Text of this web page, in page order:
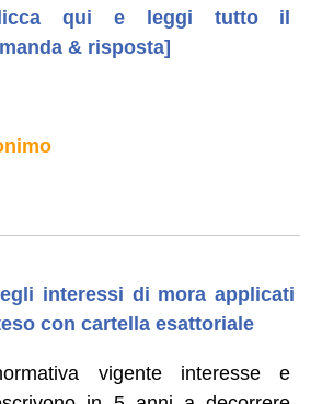
qui e leggi tutto il
& risposta]
interessi di mora applicati
con cartella esattoriale
vigente interesse e